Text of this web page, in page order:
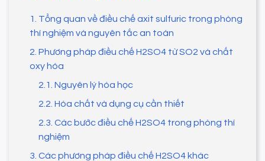
1. Tổng quan về điều chế axit sulfuric trong phòng
thí nghiệm và nguyên tắc an toàn
2. Phương pháp điều chế H2SO4 từ SO2 và chất
oxy hóa
2.1. Nguyên lý hóa học
2.2. Hóa chất và dụng cụ cần thiết
2.3. Các bước điều chế H2SO4 trong phòng thí
nghiệm
3. Các phương pháp điều chế H2SO4 khác